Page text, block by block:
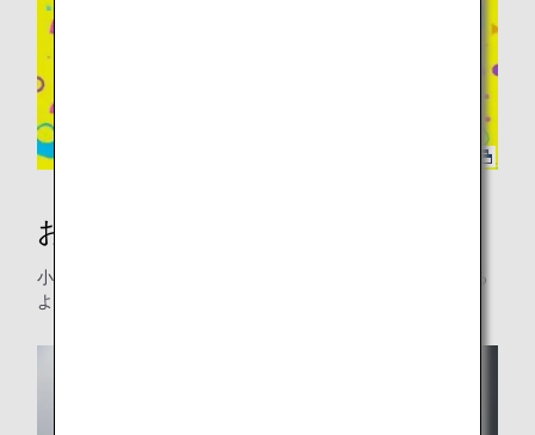
お子様連れのお客様へのサービス
小さなお子様をお連れのお客様が安心してご旅行いただける
よう、サポートをいたします。